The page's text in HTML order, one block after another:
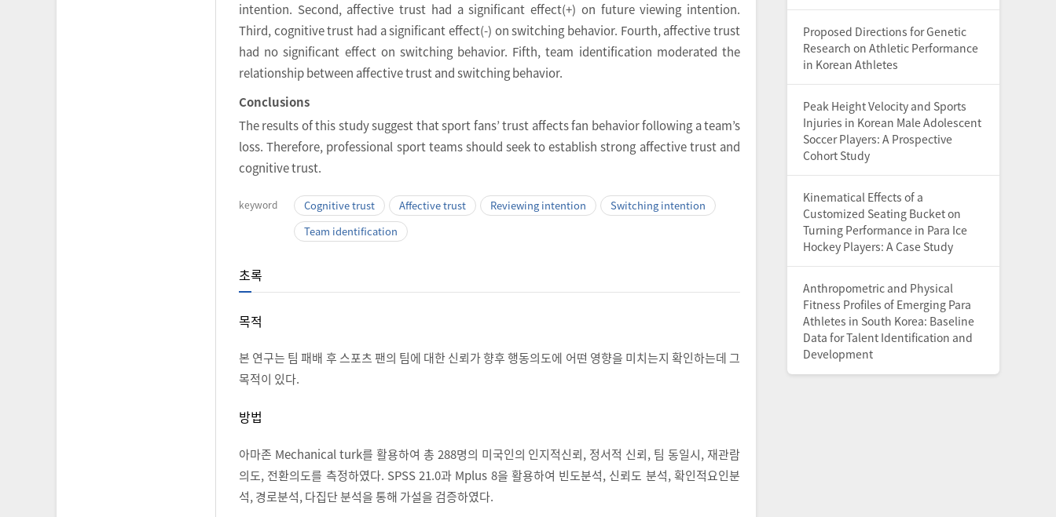
intention. Second, affective trust had a significant effect(+) on future viewing intention.
Third, cognitive trust had a significant effect(-) on switching behavior. Fourth, affective trust
had no significant effect on switching behavior. Fifth, team identification moderated the
relationship between affective trust and switching behavior.
Conclusions
The results of this study suggest that sport fans’ trust affects fan behavior following a team’s
loss. Therefore, professional sport teams should seek to establish strong affective trust and
cognitive trust.
keyword Cognitive trust Affective trust Reviewing intention
Switching intention
Team identification
초록
목적
본 연구는 팀 패배 후 스포츠 팬의 팀에 대한 신뢰가 향후 행동의도에 어떤 영향을 미치는지 확인하는데 그
목적이 있다.
방법
아마존 Mechanical turk를 활용하여 총 288명의 미국인의 인지적신뢰, 정서적 신뢰, 팀 동일시, 재관람
의도, 전환의도를 측정하였다. SPSS 21.0과 Mplus 8을 활용하여 빈도분석, 신뢰도 분석, 확인적요인분
석, 경로분석, 다집단 분석을 통해 가설을 검증하였다.
Proposed Directions for Genetic
Research on Athletic Performance
in Korean Athletes
Peak Height Velocity and Sports
Injuries in Korean Male Adolescent
Soccer Players: A Prospective
Cohort Study
Kinematical Effects of a
Customized Seating Bucket on
Turning Performance in Para Ice
Hockey Players: A Case Study
Anthropometric and Physical
Fitness Profiles of Emerging Para
Athletes in South Korea: Baseline
Data for Talent Identification and
Development